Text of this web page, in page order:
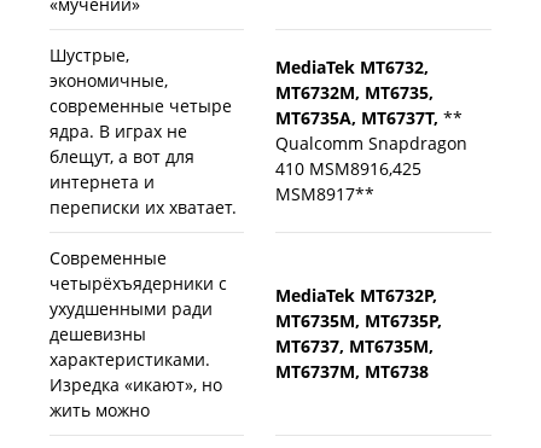
Шустрые,
экономичные,
современные четыре
ядра. В играх не
блещут, а вот для
интернета и
переписки их хватает.
MediaTek MT6732,
MT6732M, MT6735,
MT6735A, MT6737T, **
Qualcomm Snapdragon
410 MSM8916,425
MSM8917**
Современные
четырёхъядерники с
ухудшенными ради
дешевизны
характеристиками.
Изредка «икают», но
жить можно
MediaTek MT6732P,
MT6735M, MT6735P,
MT6737, MT6735M,
MT6737M, MT6738